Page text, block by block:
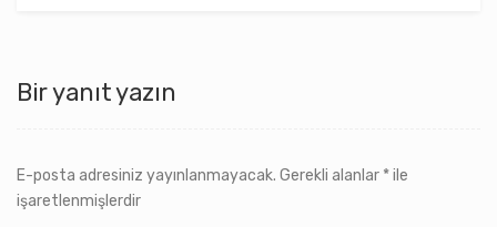
Bir yanıt yazın
E-posta adresiniz yayınlanmayacak. Gerekli alanlar *ile
işaretlenmişlerdir